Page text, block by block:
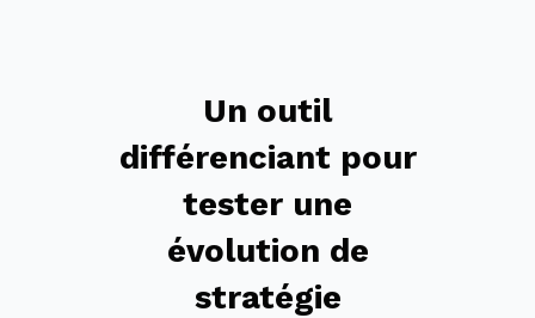
Un outil
différenciant pour
tester une
évolution de
stratégie